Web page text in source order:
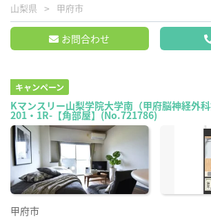
山梨県 甲府市
お問合わせ
キャンペーン
Kマンスリー山梨学院大学南（甲府脳神経外科
201・1R-【角部屋】(No.721786)
甲府市